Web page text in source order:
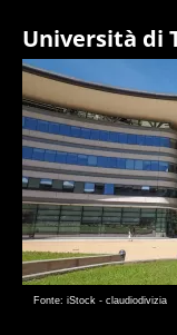
Università di
Fonte: iStock - claudiodivizia